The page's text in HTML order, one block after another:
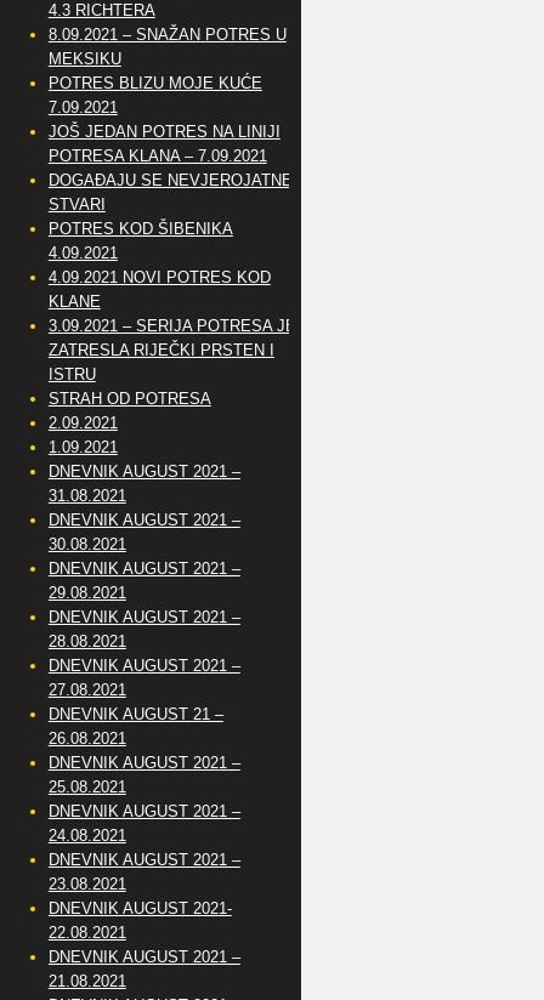
4.3 RICHTERA
8.09.2021 – SNAŽAN POTRES U
MEKSIKU
POTRES BLIZU MOJE KUĆE
7.09.2021
JOŠ JEDAN POTRES NA LINIJI
POTRESA KLANA – 7.09.2021
DOGAĐAJU SE NEVJEROJATNE
STVARI
POTRES KOD ŠIBENIKA
4.09.2021
4.09.2021 NOVI POTRES KOD
KLANE
3.09.2021 – SERIJA POTRESA JE
ZATRESLA RIJEČKI PRSTEN I
ISTRU
STRAH OD POTRESA
2.09.2021
1.09.2021
DNEVNIK AUGUST 2021 –
31.08.2021
DNEVNIK AUGUST 2021 –
30.08.2021
DNEVNIK AUGUST 2021 –
29.08.2021
DNEVNIK AUGUST 2021 –
28.08.2021
DNEVNIK AUGUST 2021 –
27.08.2021
DNEVNIK AUGUST 21 –
26.08.2021
DNEVNIK AUGUST 2021 –
25.08.2021
DNEVNIK AUGUST 2021 –
24.08.2021
DNEVNIK AUGUST 2021 –
23.08.2021
DNEVNIK AUGUST 2021-
22.08.2021
DNEVNIK AUGUST 2021 –
21.08.2021